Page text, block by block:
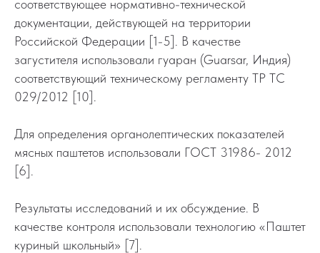
соответствующее нормативно-технической
документации, действующей на территории
Российской Федерации [1-5]. В качестве
загустителя использовали гуаран (Guarsar, Индия)
соответствующий техническому регламенту ТР ТС
029/2012 [10].
Для определения органолептических показателей
мясных паштетов использовали ГОСТ 31986- 2012
[6].
Результаты исследований и их обсуждение. В
качестве контроля использовали технологию «Паштет
куриный школьный» [7].